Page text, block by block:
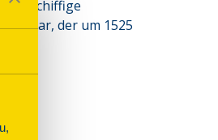
dreischiffige
der um 1525